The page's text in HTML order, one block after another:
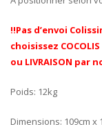
!!Pas d’envoi
choisissez
ou LIVRAISON par
Poids: 12kg
Dimensions: 109cm